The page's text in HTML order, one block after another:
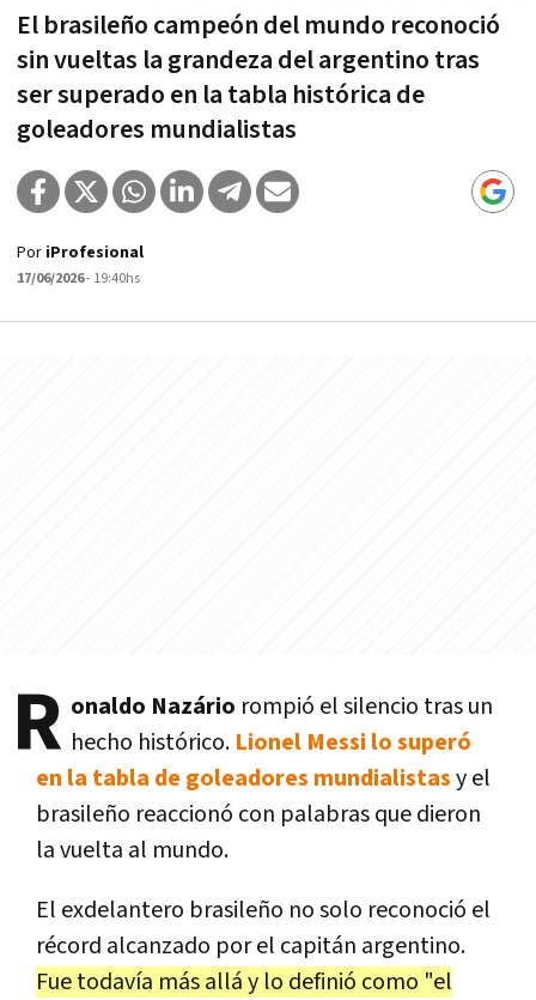
El brasileño campeón del mundo reconoció
sin vueltas la grandeza del argentino tras
ser superado en la tabla histórica de
goleadores mundialistas
Por iProfesional
17/06/2026- 19:40hs
R onaldo Nazário rompió el silencio tras un
hecho histórico. Lionel Messi lo superó
en la tabla de goleadores mundialistasy el
brasileño reaccionó con palabras que dieron
la vuelta al mundo.
El exdelantero brasileño no solo reconoció el
récord alcanzado por el capitán argentino.
Fue todavía más allá y lo definió como "el